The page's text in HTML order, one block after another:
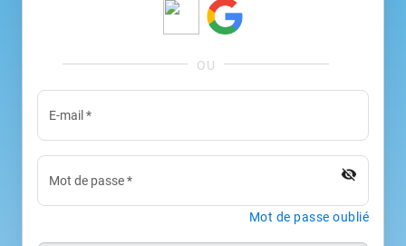
E-mail *
Mot de passe* visibility_off
Mot de passe oublié